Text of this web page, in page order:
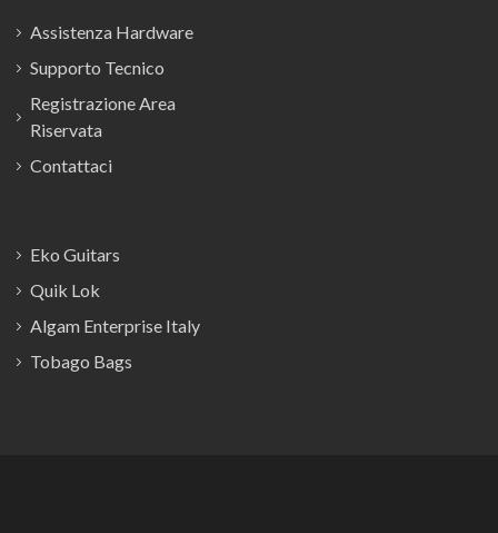
Assistenza Hardware
Supporto Tecnico
Registrazione Area
Riservata
Contattaci
Eko Guitars
Quik Lok
Algam Enterprise Italy
Tobago Bags